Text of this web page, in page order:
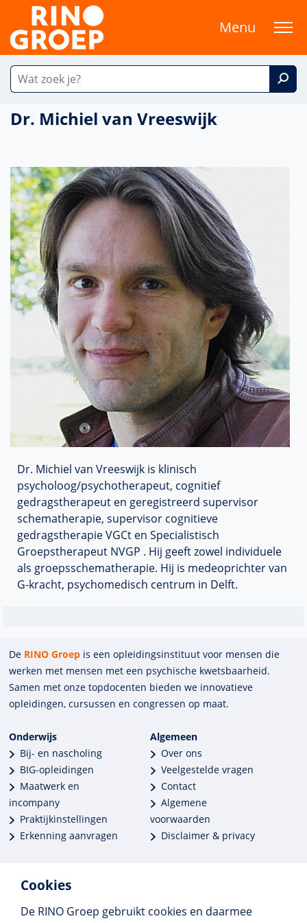
Cookies
De RINO Groep gebruikt cookies en daarmee
Menu
Dr. Michiel van Vreeswijk
Dr. Michiel van Vreeswijk is klinisch
psycholoog/psychotherapeut, cognitief
gedragstherapeut en geregistreerd supervisor
schematherapie, supervisor cognitieve
gedragstherapie VGCt en Specialistisch
Groepstherapeut NVGP . Hij geeft zowel individuele
als groepsschematherapie. Hij is medeoprichter van
G-kracht, psychomedisch centrum in Delft.
De RINO Groep is een opleidings­insti­tuut voor mensen die
werken met mensen met een psychische kwets­baar­heid.
Samen met onze top­docenten bieden we innova­tieve
opleidingen, cursussen en congres­sen op maat.
Onderwijs
Bij- en nascholing
BIG-opleidingen
Maatwerk en
incompany
Praktijkinstellingen
Erkenning aanvragen
Algemeen
Over ons
Veelgestelde vragen
Contact
Algemene
voorwaarden
Disclaimer & privacy
Meer dan 250 opleidingen